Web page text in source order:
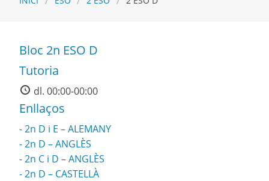
Bloc 2n ESO D
Tutoria
dl. 00:00-00:00
Enllaços
2n D i E – ALEMANY
2n D – ANGLÈS
2n C i D – ANGLÈS
2n D – CASTELLÀ